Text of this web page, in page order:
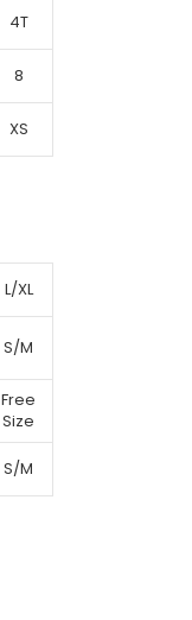
4T
8
XS
L/XL
S/M
Free
Size
S/M